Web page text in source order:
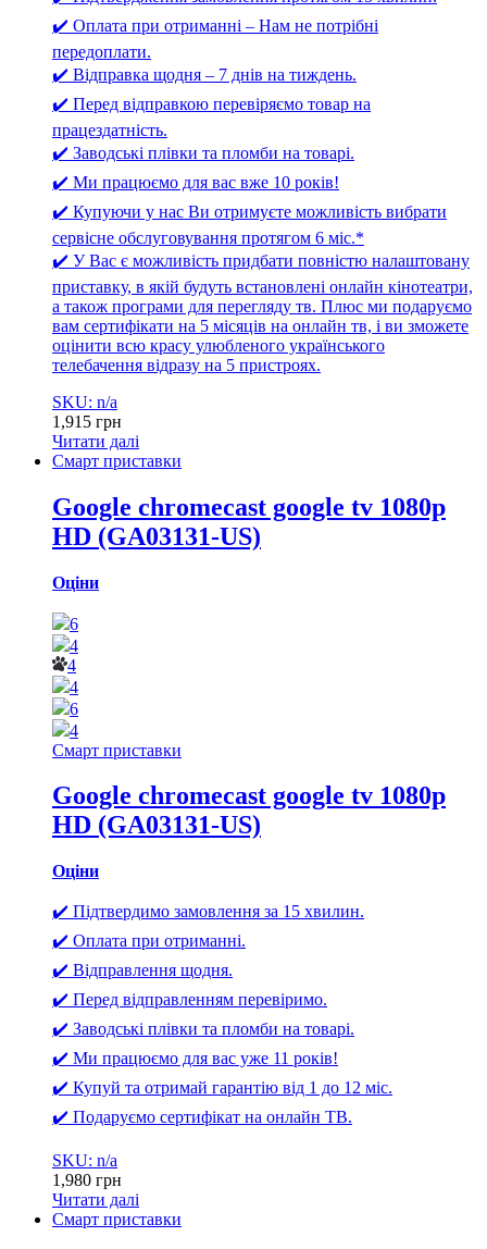
✔️ Оплата при отриманні – Нам не потрібні
передоплати.
✔️ Відправка щодня – 7 днів на тиждень.
✔️ Перед відправкою перевіряємо товар на
працездатність.
✔️ Заводські плівки та пломби на товарі.
✔️ Ми працюємо для вас вже 10 років!
✔️ Купуючи у нас Ви отримуєте можливість вибрати
сервісне обслуговування протягом 6 міс.*
✔️ У Вас є можливість придбати повністю налаштовану
приставку, в якій будуть встановлені онлайн кінотеатри,
а також програми для перегляду тв. Плюс ми подаруємо
вам сертифікати на 5 місяців на онлайн тв, і ви зможете
оцінити всю красу улюбленого українського
телебачення відразу на 5 пристроях.
SKU: n/a
1,915 грн
Читати далі
Смарт приставки
Google chromecast google tv 1080p
HD (GA03131-US)
Оціни
6
4
4
4
6
4
Смарт приставки
Google chromecast google tv 1080p
HD (GA03131-US)
Оціни
✔️ Підтвердимо замовлення за 15 хвилин.
✔️ Оплата при отриманні.
✔️ Відправлення щодня.
✔️ Перед відправленням перевіримо.
✔️ Заводські плівки та пломби на товарі.
✔️ Ми працюємо для вас уже 11 років!
✔️ Купуй та отримай гарантію від 1 до 12 міс.
✔️ Подаруємо сертифікат на онлайн ТВ.
SKU: n/a
1,980 грн
Читати далі
Смарт приставки